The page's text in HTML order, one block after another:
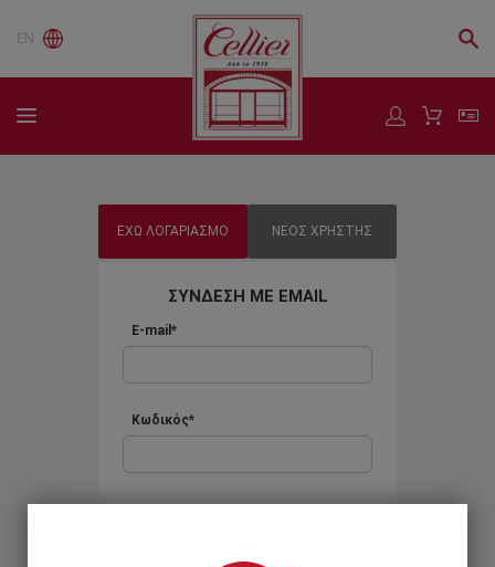
EN
ΕΧΩ ΛΟΓΑΡΙΑΣΜΟ ΝΕΟΣ ΧΡΗΣΤΗΣ
ΣΥΝΔΕΣΗ ΜΕ EMAIL
E-mail*
Κωδικός*